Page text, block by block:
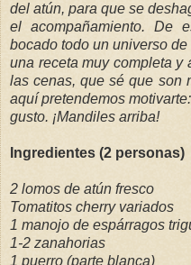
del atún, para que se
el acompañamiento. De
bocado todo un universo
una receta muy completa y
las cenas, que sé que son
aquí pretendemos
gusto. ¡Mandiles arriba!
Ingredientes (2 personas)
2 lomos de atún fresco
Tomatitos cherry variados
1 manojo de espárragos
1-2 zanahorias
1 puerro (parte blanca)